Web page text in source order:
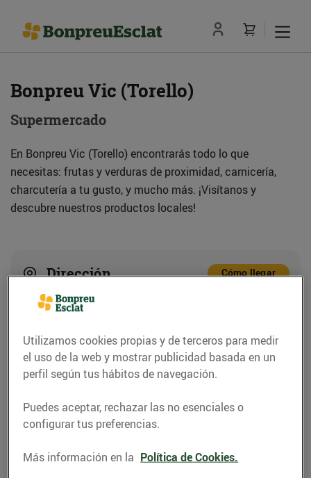
Bonpreu Vic (Torello)
Supermercado
En Bonpreu Vic (Torello) encontrarás todo lo que
necesitas: frutas y verduras de proximidad, carnicería,
charcutería a tu gusto, y mucho más. ¡Visítanos y
descubre nuestros productos locales!
Dirección Cómo llegar
C. Mare de Déu dels Munts, s/n (08500) Vic
Teléfono
938268760
Llamar
Horarios Bonpreu Vic
Utilizamos cookies propias y de terceros para medir
el uso de la web y mostrar publicidad basada en un
perfil según tus hábitos de navegación.
Puedes aceptar, rechazar las no esenciales o
configurar tus preferencias.
Más información en la Política de Cookies.